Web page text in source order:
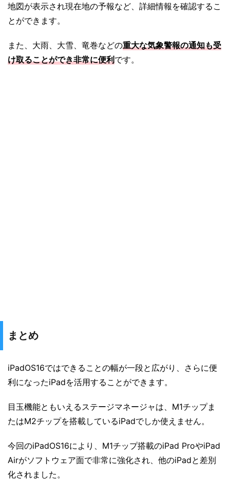
地図が表示され現在地の予報など、詳細情報を確認するこ
とができます。
また、大雨、大雪、竜巻などの重大な気象警報の通知も受
け取ることができ非常に便利です。
まとめ
iPadOS16ではできることの幅が一段と広がり、さらに便
利になったiPadを活用することができます。
目玉機能ともいえるステージマネージャは、M1チップま
たはM2チップを搭載しているiPadでしか使えません。
今回のiPadOS16により、M1チップ搭載のiPad ProやiPad
Airがソフトウェア面で非常に強化され、他のiPadと差別
化されました。